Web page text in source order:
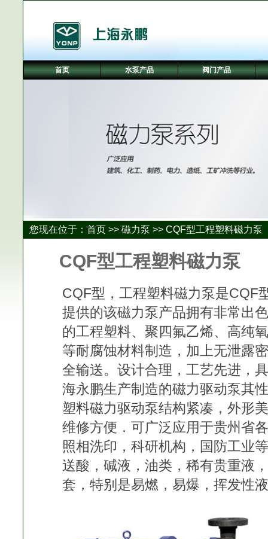
您现在位于： 首页 >> 磁力泵 >> CQF型工程塑料磁力泵
CQF型工程塑料磁力泵
CQF型，工程塑料磁力泵是CQF
提供的该磁力泵产品拥有非常出
的工程塑料、聚四氟乙烯、高纯
等耐腐蚀材料制造，加上无泄露
全输送。设计合理，工艺先进，
海永鹏生产制造的磁力驱动泵其
塑料磁力驱动泵结构紧凑，外形
维修方便．可广泛应用于贵州省
照相洗印，科研机构，国防工业
送酸，碱液，油类，稀有贵重液
套，特别是易燃，易爆，挥发性
首页 水泵产品 阀门产品